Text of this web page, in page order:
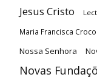
Jesus Cristo
Maria Francisca
Nossa Senhora
Novas